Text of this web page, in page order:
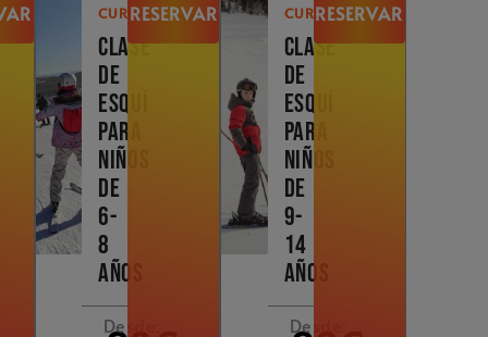
CURSOS
CLASE
DE
ESQUÍ
PARA
NIÑOS
DE
6-
8
AÑOS
Desde:
RESERVAR CURSOS
CLASE
DE
ESQUÍ
PARA
NIÑOS
DE
9-
14
AÑOS
Desde:
RESERVAR